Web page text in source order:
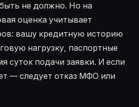
не должно. Но на
оценка учитывает
вашу кредитную историю
нагрузку, паспортные
суток подачи заявки. И если
— следует отказ МФО или